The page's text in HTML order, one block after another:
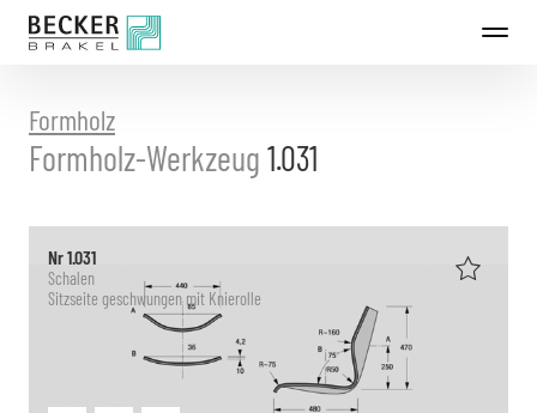
Direkt
Formholz
Formholz-Werkzeug 1.031
Nr 1.031
Schalen
Sitzseite geschwungen mit Knierolle